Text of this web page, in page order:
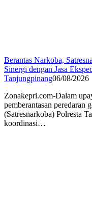
Berantas Narkoba,
Sinergi dengan Jasa
Tanjungpinang06/08/2026
Zonakepri.com-Dalam
pemberantasan peredaran
(Satresnarkoba) Polresta
koordinasi…